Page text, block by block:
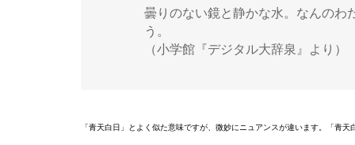
曇りのない鏡と静かな水。なんのわ
う。
（小学館『デジタル大辞泉』より）
「青天白日」とよく似た意味ですが、微妙にニュアンスが違います。「青